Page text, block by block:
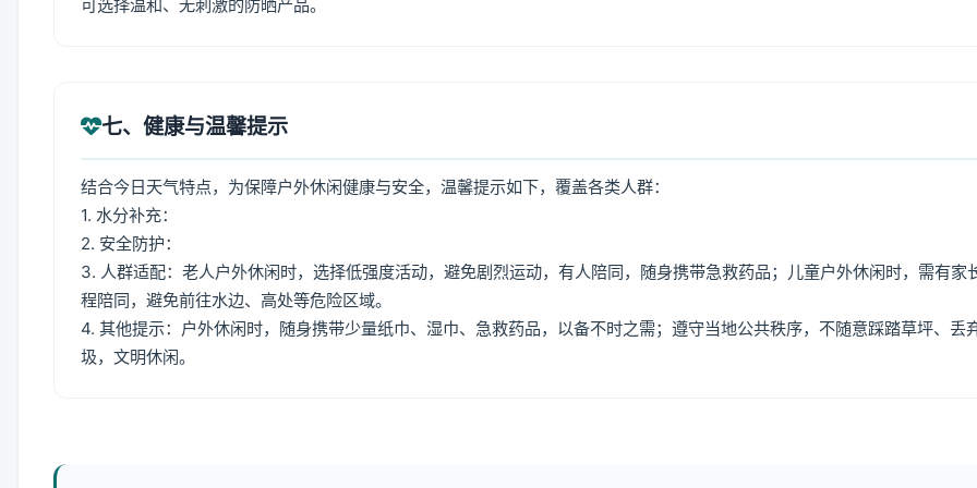
可选择温和、无刺激的防晒产品。
七、健康与温馨提示
结合今日天气特点，为保障户外休闲健康与安全，温馨提示如下，覆盖各类人群：
1. 水分补充：
2. 安全防护：
3. 人群适配：老人户外休闲时，选择低强度活动，避免剧烈运动，有人陪同，随身携带急救药品；儿童户外休闲时，需有家
程陪同，避免前往水边、高处等危险区域。
4. 其他提示：户外休闲时，随身携带少量纸巾、湿巾、急救药品，以备不时之需；遵守当地公共秩序，不随意踩踏草坪、丢
圾，文明休闲。